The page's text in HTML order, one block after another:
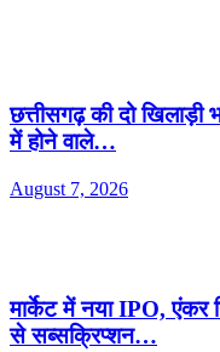
छत्तीसगढ़ की दो खिलाड़ी
में होने वाले…
August 7, 2026
मार्केट में नया IPO,
से सब्सक्रिप्शन…